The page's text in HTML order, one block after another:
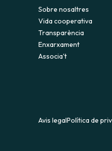
Sobre nosaltres
Vida cooperativa
Transparència
Enxarxament
Associa't
Avis legalPolítica de